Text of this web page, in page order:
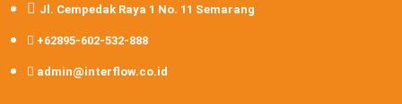
Jl. Cempedak Raya 1 No. 11 Semarang
+62895-602-532-888
admin@interflow.co.id